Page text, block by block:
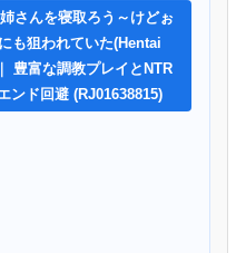
さんを寝取ろう～けどぉ
も狙われていた(Hentai
豊富な調教プレイとNTR
ンド回避 (RJ01638815)